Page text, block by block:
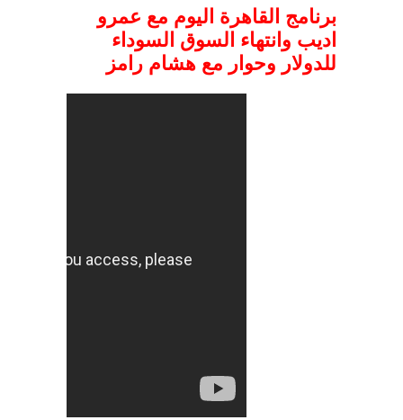
برنامج القاهرة اليوم مع عمرو
اديب وانتهاء السوق السوداء
للدولار وحوار مع هشام رامز